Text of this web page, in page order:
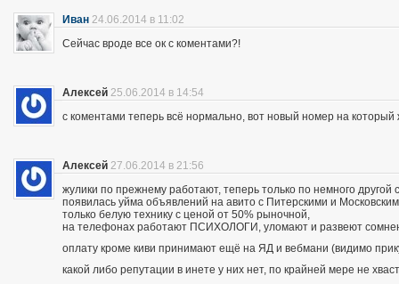
Иван 24.06.2014 в 11:02
Сейчас вроде все ок с коментами?!
Алексей 25.06.2014 в 14:54
с коментами теперь всё нормально, вот новый номер на
Алексей 27.06.2014 в 21:56
жулики по прежнему работают, теперь только по немного другой
появилась уйма объявлений на авито с Питерскими и
только белую технику с ценой от 50% рыночной,
на телефонах работают ПСИХОЛОГИ, уломают и развеют
оплату кроме киви принимают ещё на ЯД и вебмани (видимо
какой либо репутации в инете у них нет, по крайней мере не